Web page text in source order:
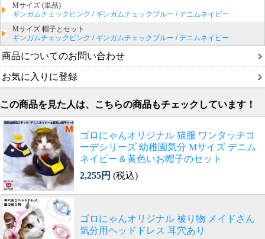
Mサイズ (単品)
ギンガムチェックピンク / ギンガムチェックブルー /デニムネイビー
Mサイズ 帽子とセット
ギンガムチェックピンク / ギンガムチェックブルー /デニムネイビー
商品についてのお問い合わせ
お気に入りに登録
この商品を見た人は、こちらの商品もチェックしています！
ゴロにゃんオリジナル 猫服 ワンタッチコ
ーデシリーズ 幼稚園気分 Mサイズ デニム
ネイビー＆黄色いお帽子のセット
2,255円 (税込)
ゴロにゃんオリジナル 被り物 メイドさん
気分用ヘッドドレス 耳穴あり